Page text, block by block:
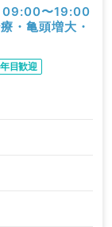
09:00〜19:00
・亀頭増大・
目歓迎